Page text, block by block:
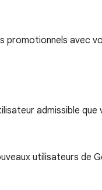
promotionnels avec
admissible que
utilisateurs de